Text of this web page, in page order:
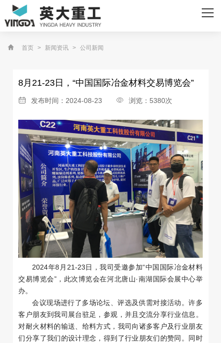
网站首页
资质荣誉
新闻资讯
联系我们
首页 > 新闻资讯 > 公司新闻
8月21-23日，“中国国际冶金材料交易博览会”
发布时间：2024-08-23 浏览：5380次
2024年8月21-23日，我司受邀参加“中国国际冶金材料
交易博览会”，此次博览会在河北唐山·南湖国际会展中心举
办。
会议现场进行了多场论坛、评选及供需对接活动。许多
客户朋友到我司展台驻足，参观，并且交流分享行业信息。
对耐火材料的输送、给料方式，我司向诸多客户及行业朋友
们分享了我们的设计理念，得到了行业朋友们的赞同。同时